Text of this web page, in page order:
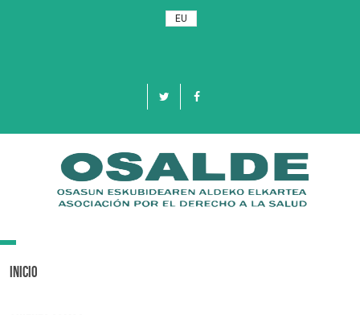
EU
Toggle
Inicio